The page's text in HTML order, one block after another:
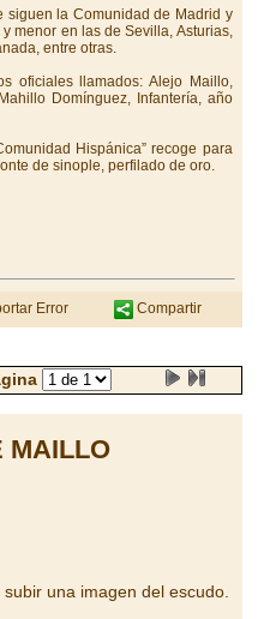
siguen la Comunidad de Madrid y
menor en las de Sevilla, Asturias,
entre otras.
oficiales llamados: Alejo Maillo,
Domínguez, Infantería, año
Hispánica” recoge para
de sinople, perfilado de oro.
Error Compartir
MAILLO
una imagen del escudo.